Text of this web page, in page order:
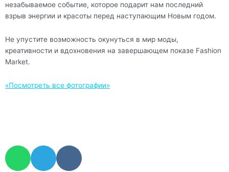
незабываемое событие, которое подарит нам последний
взрыв энергии и красоты перед наступающим Новым годом.
Не упустите возможность окунуться в мир моды,
креативности и вдохновения на завершающем показе Fashion
Market.
«Посмотреть все фотографии»
W
T
V